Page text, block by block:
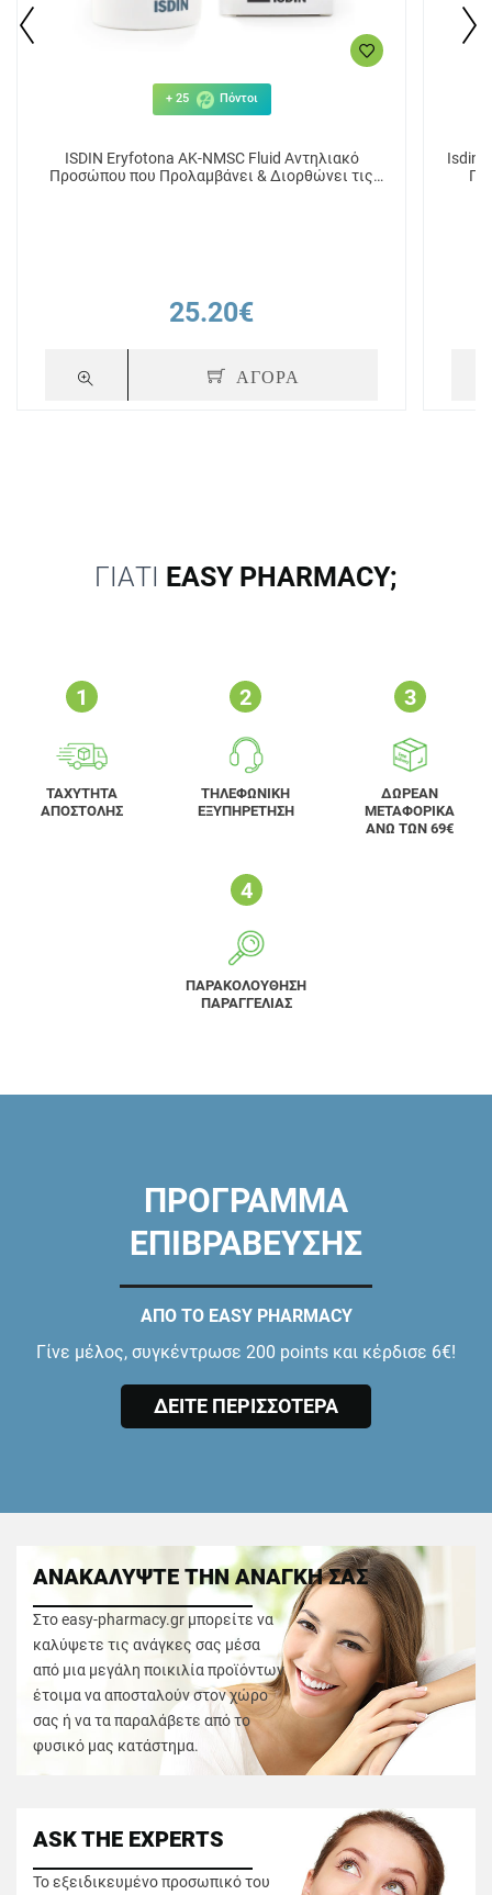
+ 25 Πόντοι
ISDIN Eryfotona AK-NMSC Fluid Αντηλιακό
Προσώπου που Προλαμβάνει & Διορθώνει τις
25.20€
ΑΓΟΡΑ
Isdin
ΓΙΑΤΙ EASY PHARMACY;
ΤΑΧΥΤΗΤΑ
ΑΠΟΣΤΟΛΗΣ
ΤΗΛΕΦΩΝΙΚΗ
ΕΞΥΠΗΡΕΤΗΣΗ
ΔΩΡΕΑΝ
ΜΕΤΑΦΟΡΙΚΑ
ΑΝΩ ΤΩΝ 69€
ΠΑΡΑΚΟΛΟΥΘΗΣΗ
ΠΑΡΑΓΓΕΛΙΑΣ
ΠΡΟΓΡΑΜΜΑ
ΕΠΙΒΡΑΒΕΥΣΗΣ
ΑΠΟ ΤΟ EASY PHARMACY
Γίνε μέλος, συγκέντρωσε 200 points και κέρδισε 6€!
ΔΕΙΤΕ ΠΕΡΙΣΣΟΤΕΡΑ
ΑΝΑΚΑΛΥΨΤΕ ΤΗΝ ΑΝΑΓΚΗ ΣΑΣ
Στο easy-pharmacy.gr μπορείτε να
καλύψετε τις ανάγκες σας μέσα
από μια μεγάλη ποικιλία προϊόντων
έτοιμα να αποσταλούν στον χώρο
σας ή να τα παραλάβετε από το
φυσικό μας κατάστημα.
ASK THE EXPERTS
Το εξειδικευμένο προσωπικό του